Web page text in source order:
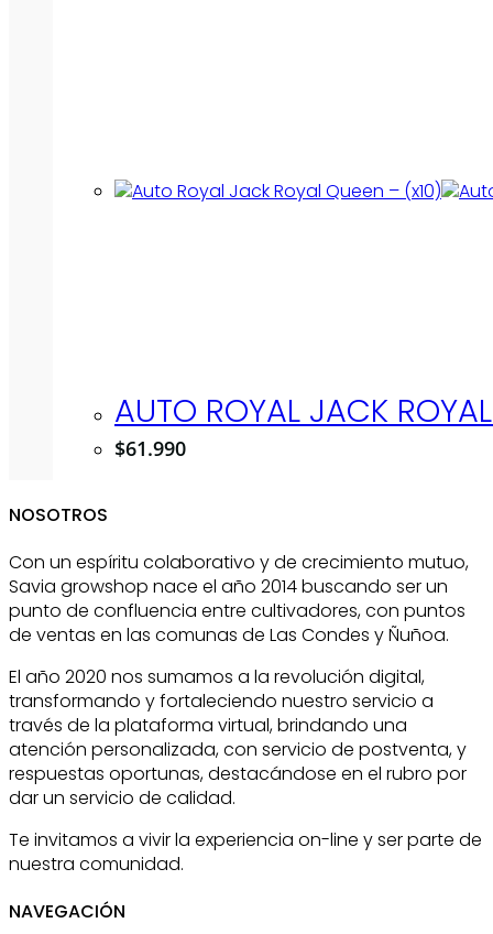
AUTO ROYAL JACK
$61.990
NOSOTROS
Con un espíritu colaborativo y de crecimiento mutuo,
Savia growshop nace el año 2014 buscando ser un
punto de confluencia entre cultivadores, con puntos
de ventas en las comunas de Las Condes y Ñuñoa.
El año 2020 nos sumamos a la revolución digital,
transformando y fortaleciendo nuestro servicio a
través de la plataforma virtual, brindando una
atención personalizada, con servicio de postventa, y
respuestas oportunas, destacándose en el rubro por
dar un servicio de calidad.
Te invitamos a vivir la experiencia on-line y ser parte de
nuestra comunidad.
NAVEGACIÓN